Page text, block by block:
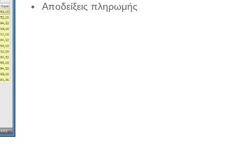
Αποδείξεις πληρωμής